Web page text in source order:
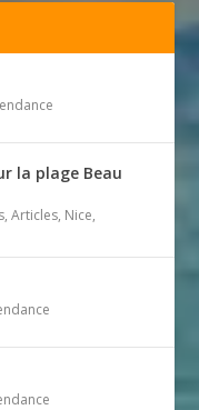
la plage Beau
,Articles, Nice,